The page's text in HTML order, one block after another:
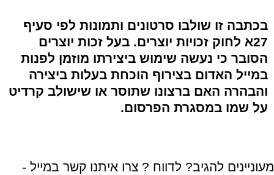
בכתבה זו שולבו סרטונים ותמונות לפי סעיף
27א לחוק זכויות יוצרים. בעל זכות יוצרים
הסובר כי נעשה שימוש ביצירתו מוזמן לפנות
במייל האדום בצירוף הוכחת בעלות ביצירה
והבהרה האם ברצונו שתוסר או שישולב קרדיט
על שמו במסגרת הפרסום.
מעוניינים להגיב? לדווח ? צרו איתנו קשר במייל -